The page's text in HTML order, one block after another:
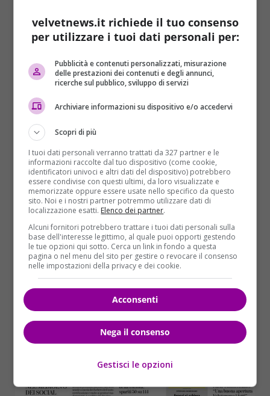
velvetnews.it richiede il tuo consenso
per utilizzare i tuoi dati personali per:
Pubblicità e contenuti personalizzati, misurazione
delle prestazioni dei contenuti e degli annunci,
ricerche sul pubblico, sviluppo di servizi
Archiviare informazioni su dispositivo e/o accedervi
Scopri di più
I tuoi dati personali verranno trattati da 327 partner e le
informazioni raccolte dal tuo dispositivo (come cookie,
identificatori univoci e altri dati del dispositivo) potrebbero
essere condivise con questi ultimi, da loro visualizzate e
memorizzate oppure essere usate nello specifico da questo
sito. Noi e i nostri partner potremmo utilizzare dati di
localizzazione esatti. Elenco dei partner.
Alcuni fornitori potrebbero trattare i tuoi dati personali sulla
base dell'interesse legittimo, al quale puoi opporti gestendo
le tue opzioni qui sotto. Cerca un link in fondo a questa
pagina o nel menu del sito per gestire o revocare il consenso
nelle impostazioni della privacy e dei cookie.
Acconsenti
Nega il consenso
Gestisci le opzioni